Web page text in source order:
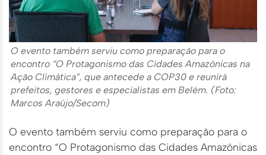
O evento também serviu como preparação para o
encontro “O Protagonismo das Cidades Amazônicas na
Ação Climática”, que antecede a COP30 e reunirá
prefeitos, gestores e especialistas em Belém. (Foto:
Marcos Araújo/Secom)
O evento também serviu como preparação para o
encontro “O Protagonismo das Cidades Amazônicas